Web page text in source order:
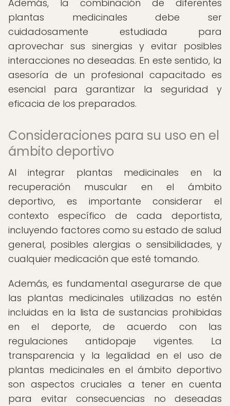
Además, la combinación de diferentes
plantas medicinales debe ser
cuidadosamente estudiada para
aprovechar sus sinergias y evitar posibles
interacciones no deseadas. En este sentido, la
asesoría de un profesional capacitado es
esencial para garantizar la seguridad y
eficacia de los preparados.
Consideraciones para su uso en el
ámbito deportivo
Al integrar plantas medicinales en la
recuperación muscular en el ámbito
deportivo, es importante considerar el
contexto específico de cada deportista,
incluyendo factores como su estado de salud
general, posibles alergias o sensibilidades, y
cualquier medicación que esté tomando.
Además, es fundamental asegurarse de que
las plantas medicinales utilizadas no estén
incluidas en la lista de sustancias prohibidas
en el deporte, de acuerdo con las
regulaciones antidopaje vigentes. La
transparencia y la legalidad en el uso de
plantas medicinales en el ámbito deportivo
son aspectos cruciales a tener en cuenta
para evitar consecuencias no deseadas